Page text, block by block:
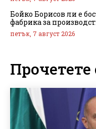
Бойко Борисов ли е
фабрика за
петък, 7 август 2026